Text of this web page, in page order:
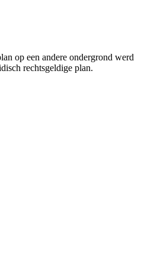
op een andere ondergrond werd
rechtsgeldige plan.